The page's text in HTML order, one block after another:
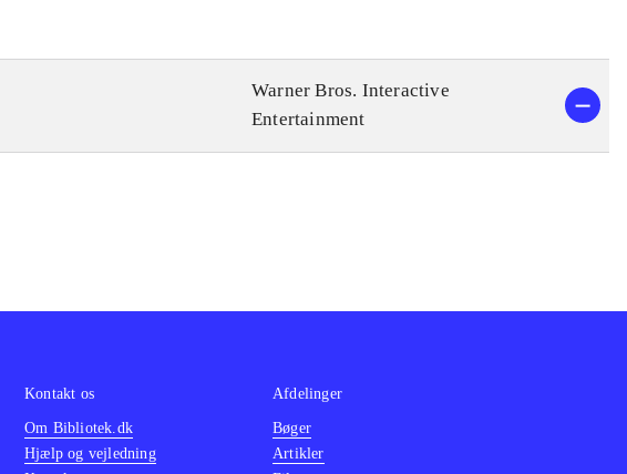
Warner Bros. Interactive
Entertainment
Kontakt os
Om Bibliotek.dk
Hjælp og vejledning
Afdelinger
Bøger
Artikler